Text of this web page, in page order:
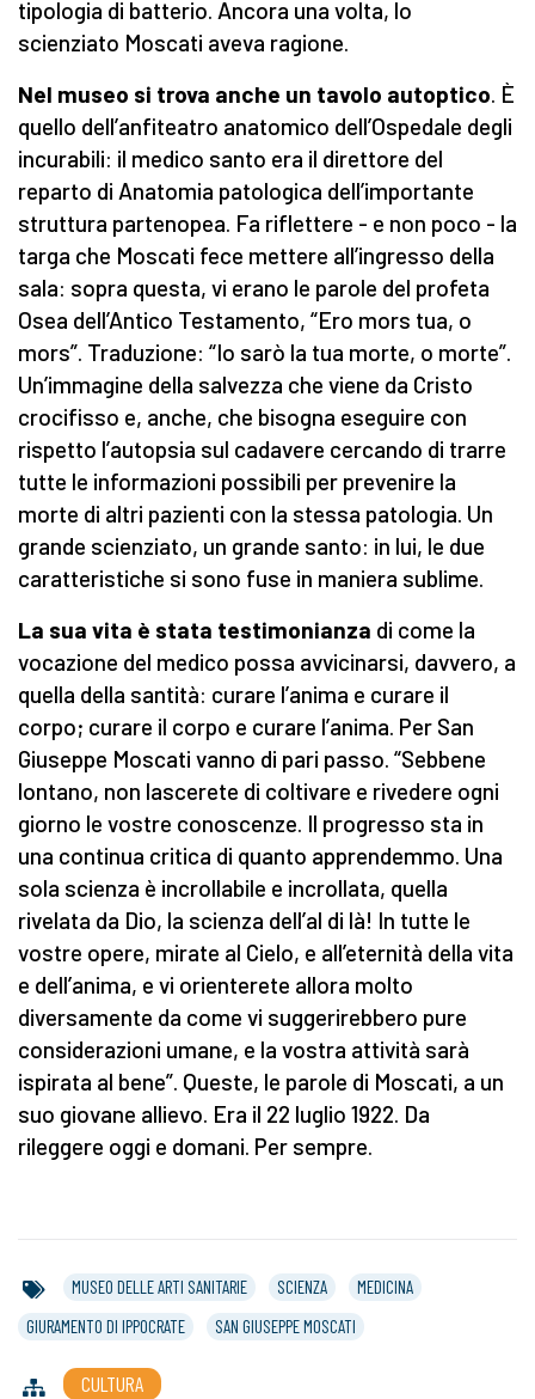
tipologia di batterio. Ancora una volta, lo
scienziato Moscati aveva ragione.
Nel museo si trova anche un tavolo autoptico. È
quello dell’anfiteatro anatomico dell’Ospedale degli
incurabili: il medico santo era il direttore del
reparto di Anatomia patologica dell’importante
struttura partenopea. Fa riflettere - e non poco - la
targa che Moscati fece mettere all’ingresso della
sala: sopra questa, vi erano le parole del profeta
Osea dell’Antico Testamento, “Ero mors tua, o
mors”. Traduzione: “Io sarò la tua morte, o morte”.
Un’immagine della salvezza che viene da Cristo
crocifisso e, anche, che bisogna eseguire con
rispetto l’autopsia sul cadavere cercando di trarre
tutte le informazioni possibili per prevenire la
morte di altri pazienti con la stessa patologia. Un
grande scienziato, un grande santo: in lui, le due
caratteristiche si sono fuse in maniera sublime.
La sua vita è stata testimonianza di come la
vocazione del medico possa avvicinarsi, davvero, a
quella della santità: curare l’anima e curare il
corpo; curare il corpo e curare l’anima. Per San
Giuseppe Moscati vanno di pari passo. “Sebbene
lontano, non lascerete di coltivare e rivedere ogni
giorno le vostre conoscenze. Il progresso sta in
una continua critica di quanto apprendemmo. Una
sola scienza è incrollabile e incrollata, quella
rivelata da Dio, la scienza dell’al di là! In tutte le
vostre opere, mirate al Cielo, e all’eternità della vita
e dell’anima, e vi orienterete allora molto
diversamente da come vi suggerirebbero pure
considerazioni umane, e la vostra attività sarà
ispirata al bene”. Queste, le parole di Moscati, a un
suo giovane allievo. Era il 22 luglio 1922. Da
rileggere oggi e domani. Per sempre.
MUSEO DELLE ARTI SANITARIE SCIENZA
MEDICINA
GIURAMENTO DI IPPOCRATE
SAN GIUSEPPE MOSCATI
CULTURA